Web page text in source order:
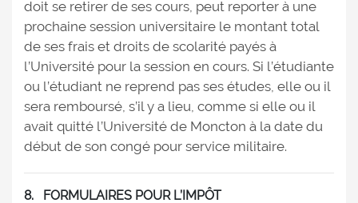
doit se retirer de ses cours, peut reporter à une
prochaine session universitaire le montant total
de ses frais et droits de scolarité payés à
l’Université pour la session en cours. Si l’étudiante
ou l’étudiant ne reprend pas ses études, elle ou il
sera remboursé, s’il y a lieu, comme si elle ou il
avait quitté l’Université de Moncton à la date du
début de son congé pour service militaire.
8. FORMULAIRES POUR L’IMPÔT